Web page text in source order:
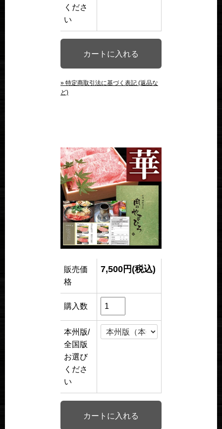
くださ
い
» 特定商取引法に基づく表記 (返品な
ど)
販売価
格
7,500円(税込)
購入数
本州版/
全国版
お選び
くださ
い